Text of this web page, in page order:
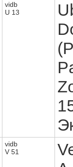
vidb
U 13
vidb
V 51